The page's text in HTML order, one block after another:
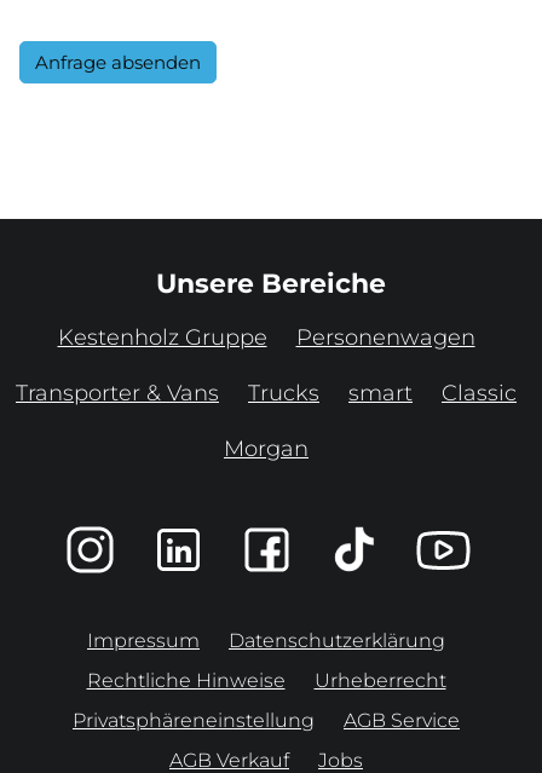
Anfrage absenden
Unsere Bereiche
Kestenholz Gruppe Personenwagen
Transporter & Vans Trucks smart Classic
Morgan
Impressum
Datenschutzerklärung
Rechtliche Hinweise
Urheberrecht
Privatsphäreneinstellung
AGB Service
AGB Verkauf
Jobs